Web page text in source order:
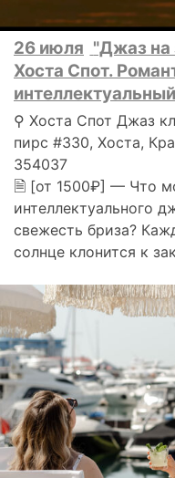
26 июля "Джаз на
Хоста Спот.
⚲ Хоста Спот Джаз
пирс #330, Хоста,
354037
🗎 [от 1500₽] — Что
интеллектуального
свежесть бриза?
солнце клонится к